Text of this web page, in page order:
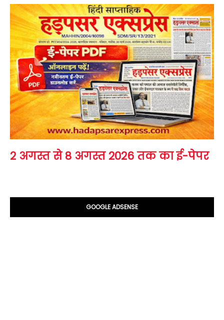
2 अगस्त से 8 अगस्त 2026 तक का ई-पेपर
GOOGLE ADSENSE